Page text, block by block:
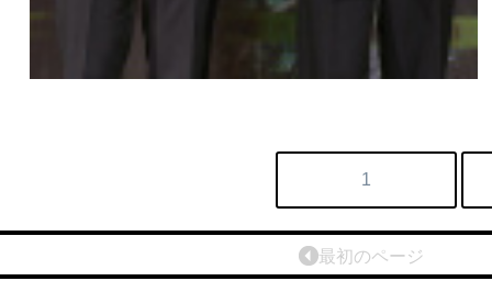
1
最初のページ